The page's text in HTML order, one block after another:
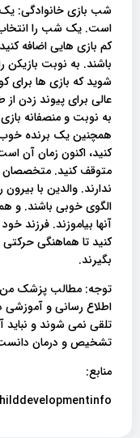
شب بازی خانوادگی: یک
است. یک شب را انتخاب
کم بازی هایی اضافه
باشند. به نوبت بازیکن
شوید که بازی ها برای
عالی برای پیوند زدن
به نوبت و منصفانه
همچنین یک برنده خوب
کنید، اکنون زمان آن
متوقف کنید. متخصصان
ندارند. والدین با
الگوی خوبی باشند. و
آنها بیاموزند. فرزند
کنید تا هماهنگی حرکتی
بگیرند.
توجه: مطالب پزشک من
اطلاع رسانی و
تلقی نمی شوند و
تشخیص و درمان
منابع: